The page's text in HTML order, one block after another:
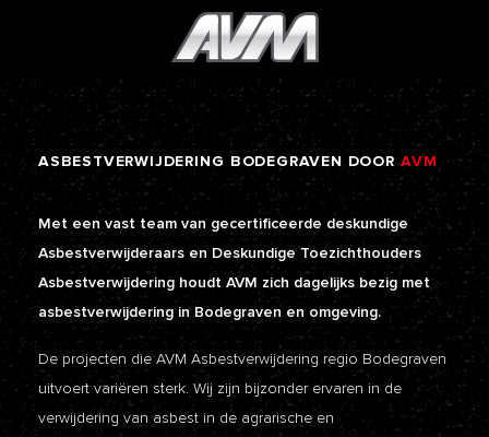
ASBESTVERWIJDERING BODEGRAVEN DOOR AVM
Met een vast team van gecertificeerde deskundige
Asbestverwijderaars en Deskundige Toezichthouders
Asbestverwijdering houdt AVM zich dagelijks bezig met
asbestverwijdering in Bodegraven en omgeving.
De projecten die AVM Asbestverwijdering regio Bodegraven
uitvoert variëren sterk. Wij zijn bijzonder ervaren in de
verwijdering van asbest in de agrarische en